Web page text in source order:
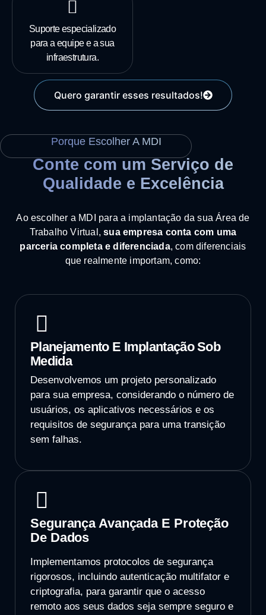
Suporte especializado
para a equipe e a sua
infraestrutura.
Quero garantir esses resultados!
Porque Escolher A MDI
Conte com um Serviço de
Qualidade e Excelência
Ao escolher a MDI para a implantação da sua Área de
Trabalho Virtual,sua empresa conta com uma
parceria completa e diferenciada, com diferenciais
que realmente importam, como:
Planejamento E Implantação Sob
Medida
Desenvolvemos um projeto personalizado
para sua empresa, considerando o número de
usuários, os aplicativos necessários e os
requisitos de segurança para uma transição
sem falhas.
Segurança Avançada E Proteção
De Dados
Implementamos protocolos de segurança
rigorosos, incluindo autenticação multifator e
criptografia, para garantir que o acesso
remoto aos seus dados seja sempre seguro e